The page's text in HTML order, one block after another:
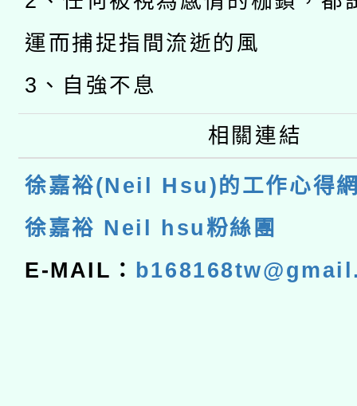
運而捕捉指間流逝的風
3、自強不息
相關連結
徐嘉裕(Neil Hsu)的工作心得
徐嘉裕 Neil hsu粉絲團
E-MAIL：